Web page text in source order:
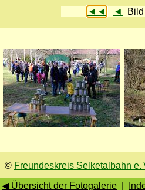
◄◄ ◄
© Freundeskreis Selketalbahn e.
◀ Übersicht der Fotogalerie